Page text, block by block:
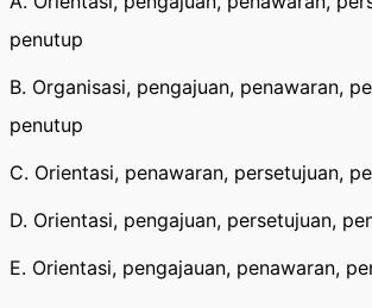
penutup
B. Organisasi, pengajuan, penawaran,
penutup
C. Orientasi, penawaran, persetujuan,
D. Orientasi, pengajuan, persetujuan,
E. Orientasi, pengajauan, penawaran,